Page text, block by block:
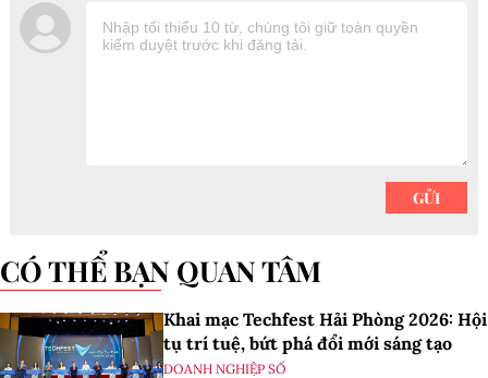
CÓ THỂ BẠN QUAN TÂM
Khai mạc Techfest Hải Phòng 2026: Hội
tụ trí tuệ, bứt phá đổi mới sáng tạo
DOANH NGHIỆP SỐ